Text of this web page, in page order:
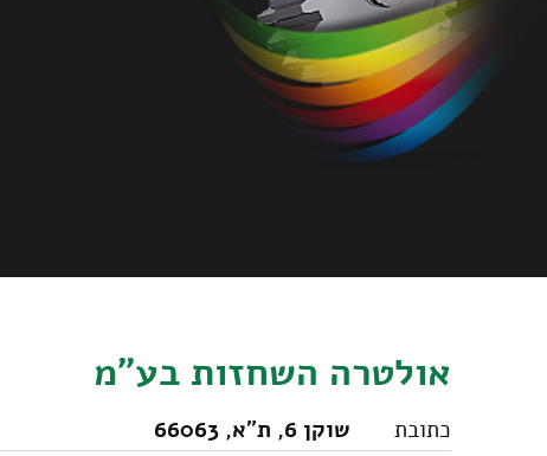
אולטרה השחזות בע"מ
כתובת
שוקן 6, ת"א, 66063